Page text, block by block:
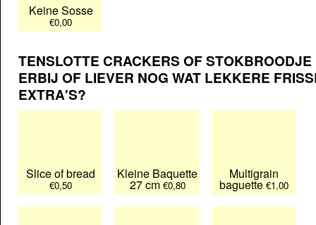
Keine Sosse
€0,00
TENSLOTTE CRACKERS OF STOKBROODJE
ERBIJ OF LIEVER NOG WAT LEKKERE
EXTRA'S?
Slice of bread
€0,50
Kleine Baquette
27 cm €0,80
Multigrain
baguette €1,00